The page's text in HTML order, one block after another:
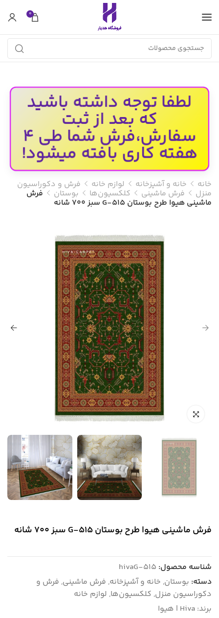
0
لطفا توجه داشته باشید
که بعد از ثبت
سفارش،فرش شما طی 4
هفته کاری بافته میشود!
خانه خانه و آشپزخانه لوازم خانه فرش و دکوراسیون
منزل فرش ماشینی کلکسیون‌ها بوستان فرش
ماشینی هیوا طرح بوستان G-515 سبز ۷۰۰ شانه
فرش ماشینی هیوا طرح بوستان G-515 سبز ۷۰۰ شانه
شناسه محصول: hivaG-515
دسته: بوستان, خانه و آشپزخانه, فرش ماشینی, فرش و
دکوراسیون منزل, کلکسیون‌ها, لوازم خانه
برند: Hiva | هیوا